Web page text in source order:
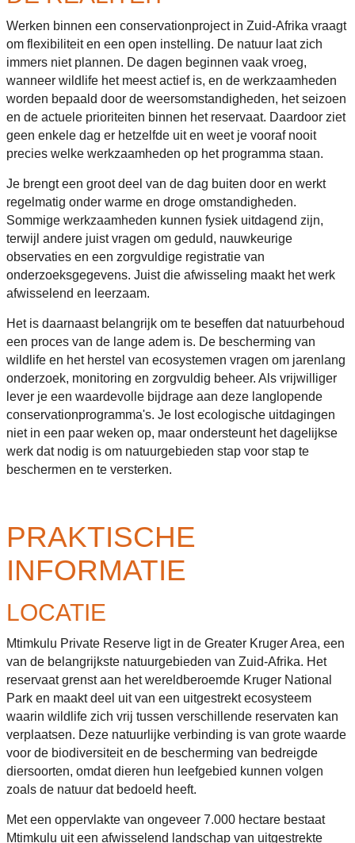
Werken binnen een conservationproject in Zuid-Afrika vraagt
om flexibiliteit en een open instelling. De natuur laat zich
immers niet plannen. De dagen beginnen vaak vroeg,
wanneer wildlife het meest actief is, en de werkzaamheden
worden bepaald door de weersomstandigheden, het seizoen
en de actuele prioriteiten binnen het reservaat. Daardoor ziet
geen enkele dag er hetzelfde uit en weet je vooraf nooit
precies welke werkzaamheden op het programma staan.
Je brengt een groot deel van de dag buiten door en werkt
regelmatig onder warme en droge omstandigheden.
Sommige werkzaamheden kunnen fysiek uitdagend zijn,
terwijl andere juist vragen om geduld, nauwkeurige
observaties en een zorgvuldige registratie van
onderzoeksgegevens. Juist die afwisseling maakt het werk
afwisselend en leerzaam.
Het is daarnaast belangrijk om te beseffen dat natuurbehoud
een proces van de lange adem is. De bescherming van
wildlife en het herstel van ecosystemen vragen om jarenlang
onderzoek, monitoring en zorgvuldig beheer. Als vrijwilliger
lever je een waardevolle bijdrage aan deze langlopende
conservationprogramma's. Je lost ecologische uitdagingen
niet in een paar weken op, maar ondersteunt het dagelijkse
werk dat nodig is om natuurgebieden stap voor stap te
beschermen en te versterken.
PRAKTISCHE
INFORMATIE
LOCATIE
Mtimkulu Private Reserve ligt in de Greater Kruger Area, een
van de belangrijkste natuurgebieden van Zuid-Afrika. Het
reservaat grenst aan het wereldberoemde Kruger National
Park en maakt deel uit van een uitgestrekt ecosysteem
waarin wildlife zich vrij tussen verschillende reservaten kan
verplaatsen. Deze natuurlijke verbinding is van grote waarde
voor de biodiversiteit en de bescherming van bedreigde
diersoorten, omdat dieren hun leefgebied kunnen volgen
zoals de natuur dat bedoeld heeft.
Met een oppervlakte van ongeveer 7.000 hectare bestaat
Mtimkulu uit een afwisselend landschap van uitgestrekte